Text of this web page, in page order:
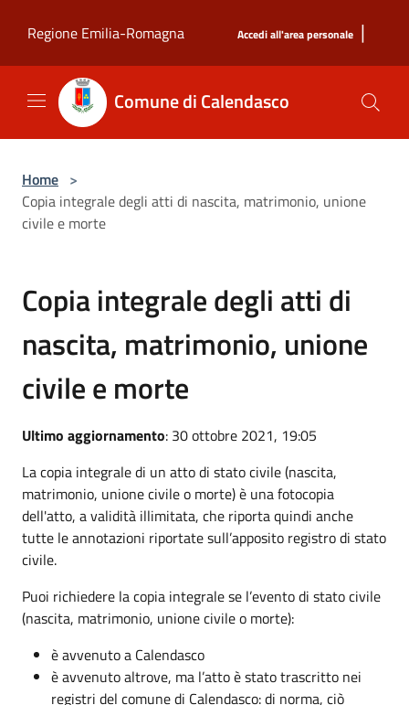
Regione Emilia-Romagna
Accedi all'area personale |
Comune di Calendasco
Home >
Copia integrale degli atti di nascita, matrimonio, unione
civile e morte
Copia integrale degli atti di
nascita, matrimonio, unione
civile e morte
Ultimo aggiornamento: 30 ottobre 2021, 19:05
La copia integrale di un atto di stato civile (nascita,
matrimonio, unione civile o morte) è una fotocopia
dell'atto, a validità illimitata, che riporta quindi anche
tutte le annotazioni riportate sull’apposito registro di stato
civile.
Puoi richiedere la copia integrale se l’evento di stato civile
(nascita, matrimonio, unione civile o morte):
è avvenuto a Calendasco
è avvenuto altrove, ma l’atto è stato trascritto nei
registri del comune di Calendasco: di norma, ciò